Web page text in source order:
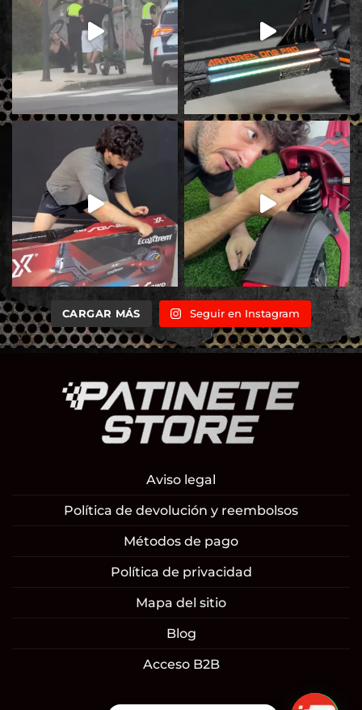
CARGAR MÁS Seguir en Instagram
Aviso legal
Política de devolución y reembolsos
Métodos de pago
Política de privacidad
Mapa del sitio
Blog
Acceso B2B